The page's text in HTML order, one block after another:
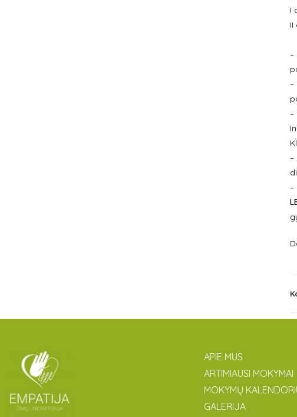
I
II
–
APIE MUS
ARTIMIAUSI MOKYMAI
MOKYMŲ
GALERIJA